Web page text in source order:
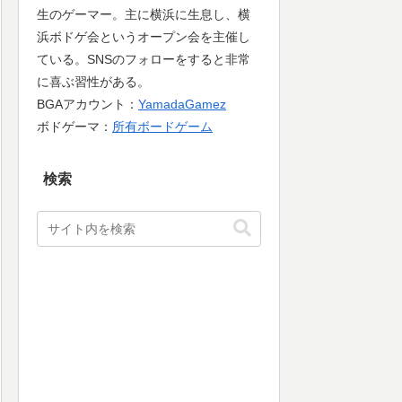
生のゲーマー。主に横浜に生息し、横
浜ボドゲ会というオープン会を主催し
ている。SNSのフォローをすると非常
に喜ぶ習性がある。
BGAアカウント： YamadaGamez
ボドゲーマ： 所有ボードゲーム
検索